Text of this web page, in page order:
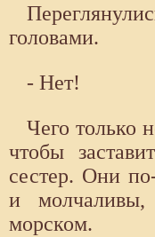
головами.
- Нет!
Чего только
чтобы
сестер. Они
и
морском.